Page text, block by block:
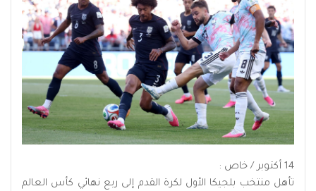
14 أكتوبر / خاص :
تأهل منتخب بلجيكا الأول لكرة القدم إلى ربع نهائي كأس العالم